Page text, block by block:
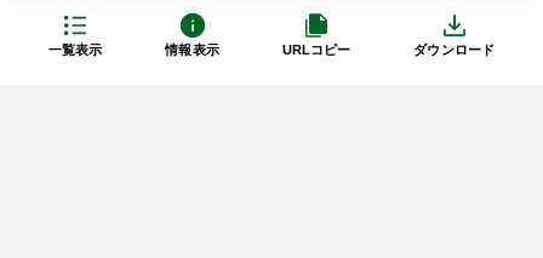
一覧表示 情報表示 URLコピー ダウンロード